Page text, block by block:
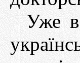
Уже в